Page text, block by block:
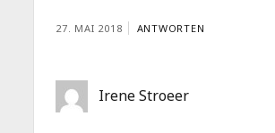
27. MAI 2018 ANTWORTEN
Irene Stroeer